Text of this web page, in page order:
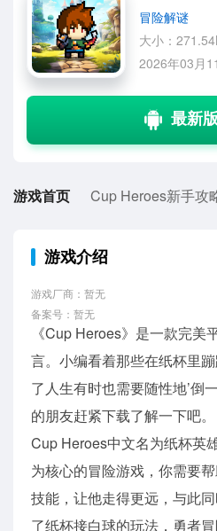
冒险解谜
大小：
2026年03月
游戏首页 Cup Heroes新手攻
游戏介绍
游戏厂商：暂无
备案号：暂无
《Cup Heroes》是一款完美
言。小编看着那些在纸杯里
了人生有时也需要随性地’倒
的朋友赶紧下载了解一下吧。
Cup Heroes中文名为纸杯英
为核心的冒险游戏，你需要帮
技能，让他走得更远，与此
了纸杯接白球的玩法，勇者